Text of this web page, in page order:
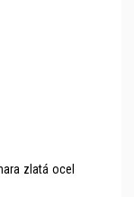
zlatá ocel